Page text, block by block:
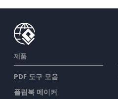
제품
PDF 도구 모음
플립북 메이커